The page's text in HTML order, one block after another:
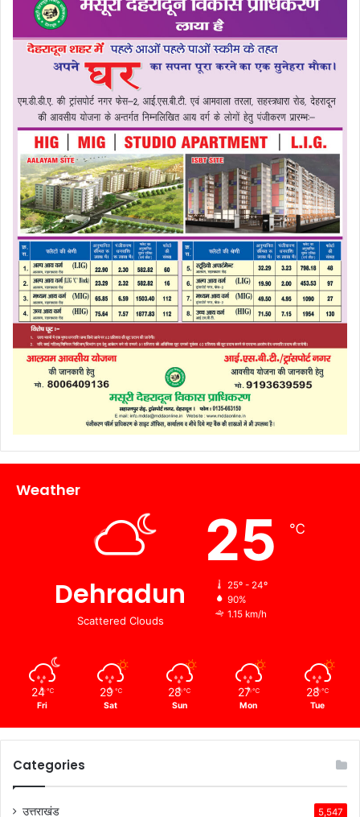
Weather
Dehradun
Scattered Clouds
25 ℃
25º - 24º
90%
1.15 km/h
24 ℃
Fri
29 ℃
Sat
28 ℃
Sun
27 ℃
Mon
28 ℃
Tue
Categories
उत्तराखंड 5,547